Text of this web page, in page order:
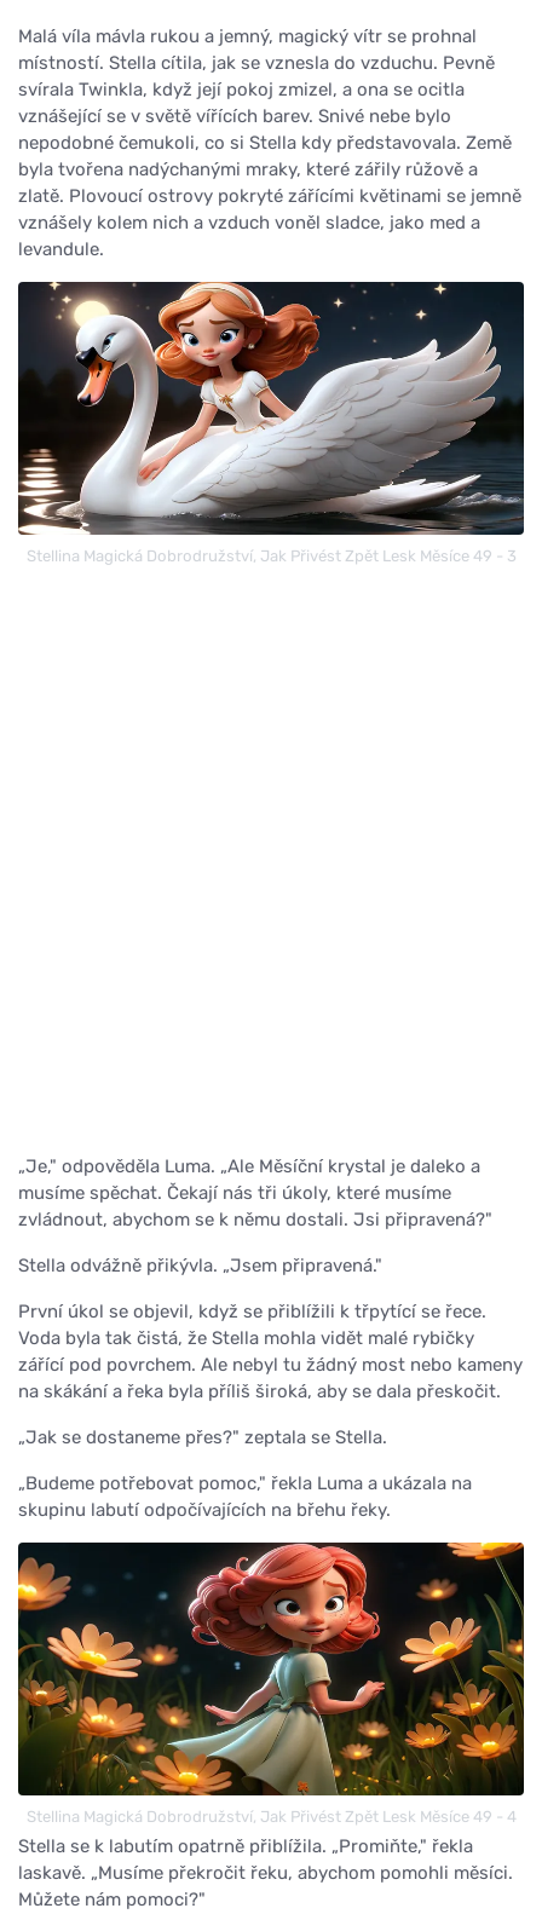
Malá víla mávla rukou a jemný, magický vítr se prohnal
místností. Stella cítila, jak se vznesla do vzduchu. Pevně
svírala Twinkla, když její pokoj zmizel, a ona se ocitla
vznášející se v světě vířících barev. Snivé nebe bylo
nepodobné čemukoli, co si Stella kdy představovala. Země
byla tvořena nadýchanými mraky, které zářily růžově a
zlatě. Plovoucí ostrovy pokryté zářícími květinami se jemně
vznášely kolem nich a vzduch voněl sladce, jako med a
levandule.
Stellina Magická Dobrodružství, Jak Přivést Zpět Lesk Měsíce 49 - 3
„Je," odpověděla Luma. „Ale Měsíční krystal je daleko a
musíme spěchat. Čekají nás tři úkoly, které musíme
zvládnout, abychom se k němu dostali. Jsi připravená?"
Stella odvážně přikývla. „Jsem připravená."
První úkol se objevil, když se přiblížili k třpytící se řece.
Voda byla tak čistá, že Stella mohla vidět malé rybičky
zářící pod povrchem. Ale nebyl tu žádný most nebo kameny
na skákání a řeka byla příliš široká, aby se dala přeskočit.
„Jak se dostaneme přes?" zeptala se Stella.
„Budeme potřebovat pomoc," řekla Luma a ukázala na
skupinu labutí odpočívajících na břehu řeky.
Stellina Magická Dobrodružství, Jak Přivést Zpět Lesk Měsíce 49 - 4
Stella se k labutím opatrně přiblížila. „Promiňte," řekla
laskavě. „Musíme překročit řeku, abychom pomohli měsíci.
Můžete nám pomoci?"